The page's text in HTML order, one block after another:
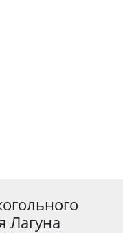
Лагуна